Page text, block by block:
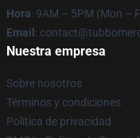
Hora: 9AM – 5PM (Mon –
Email :
Nuestra empresa
Sobre nosotros
Términos y condiciones
Política de privacidad